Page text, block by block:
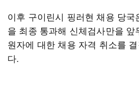
이후 구이린시 핑러현 채용 당국
을 최종 통과해 신체검사만을 앞
원자에 대한 채용 자격 취소를
다.